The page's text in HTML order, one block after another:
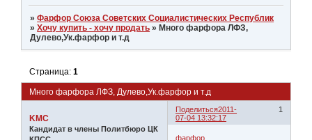
»Фарфор Союза Советских Социалистических Республик
»Хочу купить - хочу продать » Много фарфора ЛФЗ,
Дулево,Ук.фарфор и т.д
Много фарфора ЛФЗ, Дулево,Ук.фарфор и т.д
Страница:1
Поделиться 1
2011-
07-04 13:32:17
KMC
Кандидат в члены Политбюро ЦК
фарфор